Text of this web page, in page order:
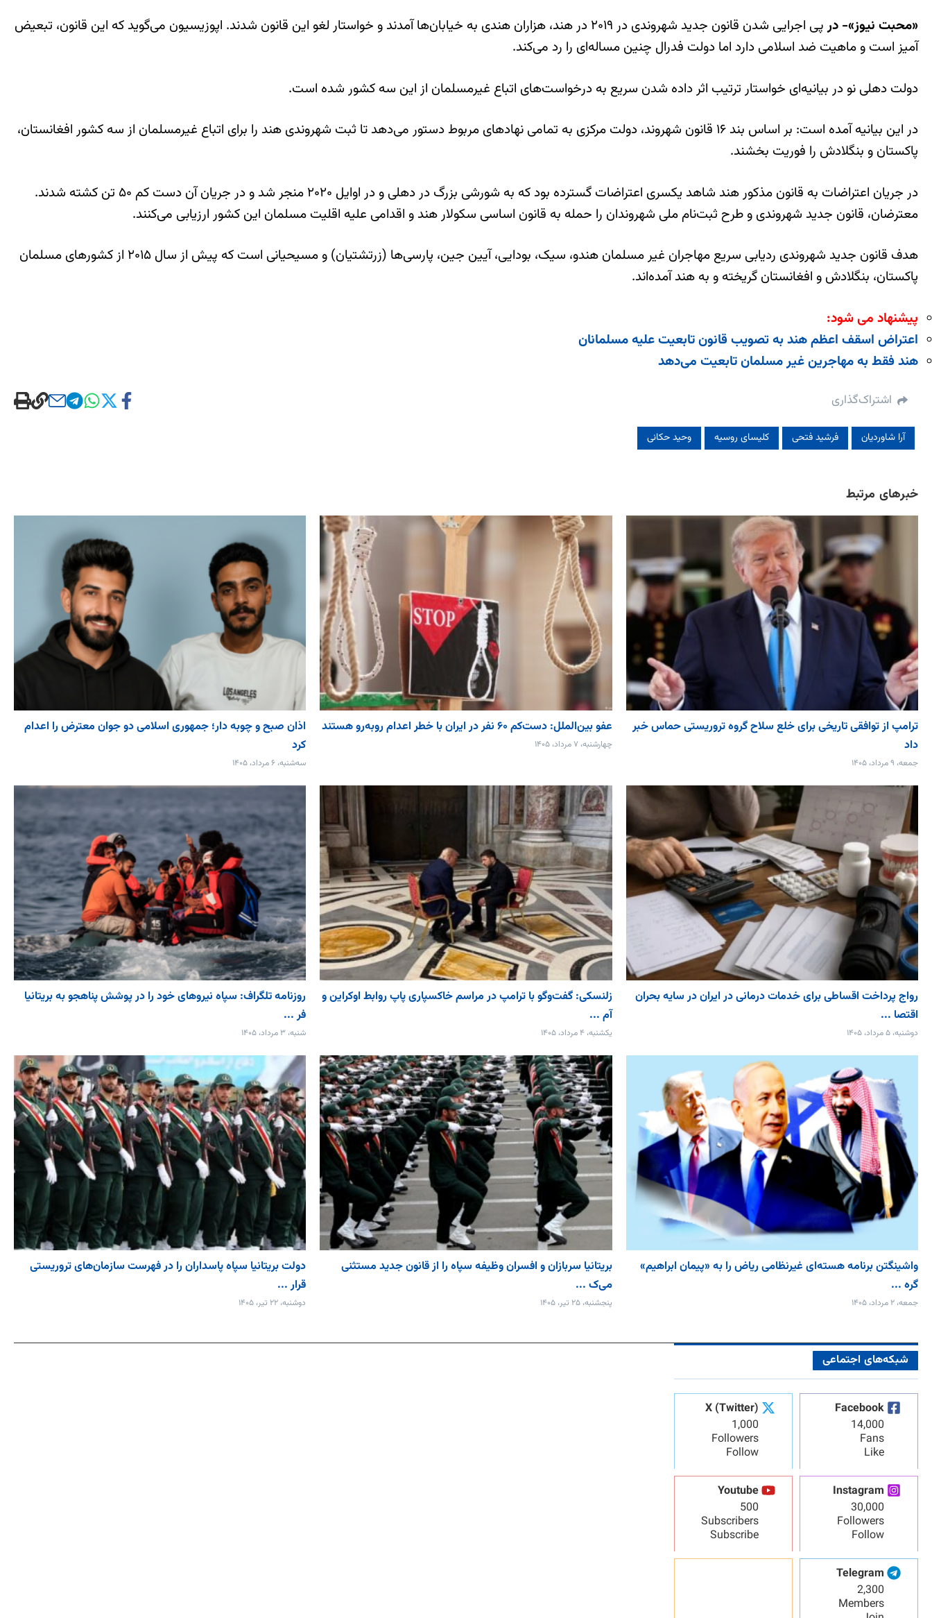
«محبت نیوز»- در
پی اجرایی شدن قانون جدید شهروندی در ۲۰۱۹ در هند، هزاران هندی به خیابان‌ها آمدند و خواستار لغو این قانون شدند. اپوزیسیون می‌گوید که این قانون، تبعیض
آمیز است و ماهیت ضد اسلامی دارد اما دولت فدرال چنین مساله‌ای را رد می‌کند.
دولت دهلی نو در بیانیه‌ای خواستار ترتیب اثر داده شدن سریع به درخواست‌های اتباع غیرمسلمان از این سه کشور شده است.
در این بیانیه آمده است:‌ بر اساس بند ۱۶ قانون شهروند، دولت مرکزی به تمامی نهادهای مربوط دستور می‌دهد تا ثبت شهروندی هند را برای اتباع غیرمسلمان از سه کشور افغانستان،
پاکستان و بنگلادش را فوریت بخشند.
در جریان اعتراضات به قانون مذکور هند شاهد یکسری اعتراضات گسترده بود که به شورشی بزرگ در دهلی و در اوایل ۲۰۲۰ منجر شد و در جریان آن دست کم ۵۰ تن کشته شدند.
معترضان، قانون جدید شهروندی و طرح ثبت‌نام ملی شهروندان را حمله به قانون اساسی سکولار هند و اقدامی علیه اقلیت مسلمان این کشور ارزیابی می‌کنند.
هدف قانون جدید شهروندی ردیابی سریع مهاجران غیر مسلمان هندو، سیک، بودایی، آیین جین، پارسی‌ها (زرتشتیان) و مسیحیانی است که پیش از سال ۲۰۱۵ از کشورهای مسلمان
پاکستان، بنگلادش و افغانستان گریخته‌ و به هند آمده‌اند.
پیشنهاد می شود:
اعتراض اسقف اعظم هند به تصویب قانون تابعیت علیه مسلمانان
هند فقط به مهاجرین غیر مسلمان تابعیت می‌دهد
اشتراک‌گذاری
آرا شاوردیان فرشید فتحی کلیسای روسیه وحید حکانی
خبرهای مرتبط
ترامپ از توافقی تاریخی برای خلع ‌سلاح گروه تروریستی حماس خبر
داد
جمعه، ۹ مرداد، ۱۴۰۵
عفو بین‌الملل: دست‌کم ۶۰ نفر در ایران با خطر اعدام روبه‌رو هستند
چهارشنبه، ۷ مرداد، ۱۴۰۵
اذان صبح و چوبه دار؛ جمهوری اسلامی دو جوان معترض را اعدام
کرد
سه‌شنبه، ۶ مرداد، ۱۴۰۵
رواج پرداخت اقساطی برای خدمات درمانی در ایران در سایه بحران
اقتصا ...
دوشنبه، ۵ مرداد، ۱۴۰۵
زلنسکی: گفت‌وگو با ترامپ در مراسم خاکسپاری پاپ روابط اوکراین و
آم ...
یکشنبه، ۴ مرداد، ۱۴۰۵
روزنامه تلگراف: سپاه نیروهای خود را در پوشش پناهجو به بریتانیا
فر ...
شنبه، ۳ مرداد، ۱۴۰۵
واشینگتن برنامه هسته‌ای غیرنظامی ریاض را به «پیمان‌ ابراهیم»
گره ...
جمعه، ۲ مرداد، ۱۴۰۵
بریتانیا سربازان و افسران وظیفه سپاه را از قانون جدید مستثنی
می‌ک ...
پنجشنبه، ۲۵ تیر، ۱۴۰۵
دولت بریتانیا سپاه پاسداران را در فهرست سازمان‌های تروریستی
قرار ...
دوشنبه، ۲۲ تیر، ۱۴۰۵
شبکه‌های اجتماعی
Facebook
14,000
Fans
Like
X (Twitter)
1,000
Followers
Follow
Instagram
30,000
Followers
Follow
Youtube
500
Subscribers
Subscribe
Telegram
2,300
Members